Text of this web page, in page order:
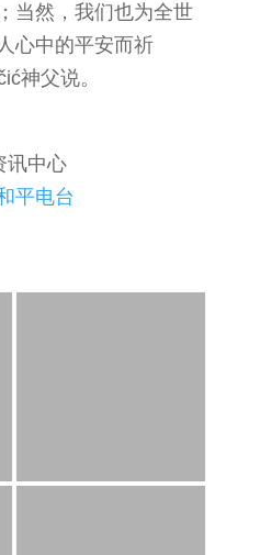
当然，我们也为全世
心中的平安而祈
神父说。
讯中心
平电台